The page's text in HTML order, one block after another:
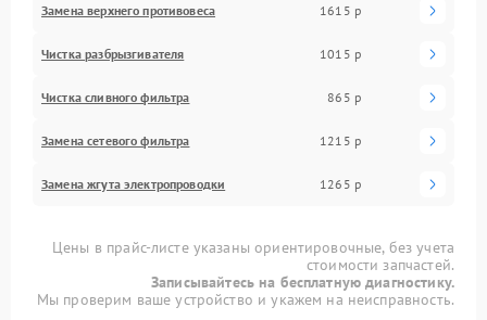
Замена верхнего противовеса 1615 р
Чистка разбрызгивателя 1015 р
Чистка сливного фильтра 865 р
Замена сетевого фильтра 1215 р
Замена жгута электропроводки 1265 р
Цены в прайс-листе указаны ориентировочные, без учета
стоимости запчастей.
Записывайтесь на бесплатную диагностику.
Мы проверим ваше устройство и укажем на неисправность.